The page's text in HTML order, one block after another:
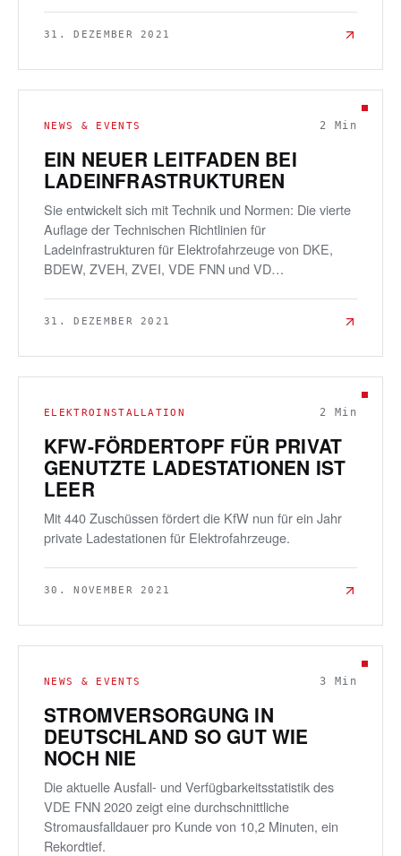
31. DEZEMBER 2021
NEWS & EVENTS 2 Min
EIN NEUER LEITFADEN BEI
LADEINFRASTRUKTUREN
Sie entwickelt sich mit Technik und Normen: Die vierte
Auflage der Technischen Richtlinien für
Ladeinfrastrukturen für Elektrofahrzeuge von DKE,
BDEW, ZVEH, ZVEI, VDE FNN und VD…
31. DEZEMBER 2021
ELEKTROINSTALLATION 2 Min
KFW-FÖRDERTOPF FÜR PRIVAT
GENUTZTE LADESTATIONEN IST
LEER
Mit 440 Zuschüssen fördert die KfW nun für ein Jahr
private Ladestationen für Elektrofahrzeuge.
30. NOVEMBER 2021
NEWS & EVENTS 3 Min
STROMVERSORGUNG IN
DEUTSCHLAND SO GUT WIE
NOCH NIE
Die aktuelle Ausfall- und Verfügbarkeitsstatistik des
VDE FNN 2020 zeigt eine durchschnittliche
Stromausfalldauer pro Kunde von 10,2 Minuten, ein
Rekordtief.